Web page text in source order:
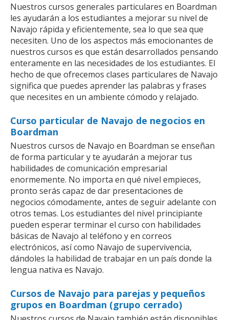
Nuestros cursos generales particulares en Boardman
les ayudarán a los estudiantes a mejorar su nivel de
Navajo rápida y eficientemente, sea lo que sea que
necesiten. Uno de los aspectos más emocionantes de
nuestros cursos es que están desarrollados pensando
enteramente en las necesidades de los estudiantes. El
hecho de que ofrecemos clases particulares de Navajo
significa que puedes aprender las palabras y frases
que necesites en un ambiente cómodo y relajado.
Curso particular de Navajo de negocios en
Boardman
Nuestros cursos de Navajo en Boardman se enseñan
de forma particular y te ayudarán a mejorar tus
habilidades de comunicación empresarial
enormemente. No importa en qué nivel empieces,
pronto serás capaz de dar presentaciones de
negocios cómodamente, antes de seguir adelante con
otros temas. Los estudiantes del nivel principiante
pueden esperar terminar el curso con habilidades
básicas de Navajo al teléfono y en correos
electrónicos, así como Navajo de supervivencia,
dándoles la habilidad de trabajar en un país donde la
lengua nativa es Navajo.
Cursos de Navajo para parejas y pequeños
grupos en Boardman (grupo cerrado)